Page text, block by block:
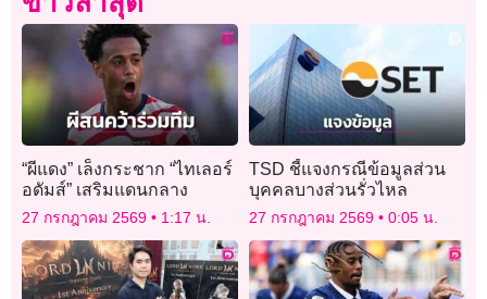
“ผีแดง” เล็งกระชาก “ไทเลอร์
อดัมส์” เสริมแดนกลาง
27 กรกฎาคม 2569 1:17 น.
TSD ชี้แจงกรณีข้อมูลส่วน
บุคคลบางส่วนรั่วไหล
27 กรกฎาคม 2569 0:05 น.